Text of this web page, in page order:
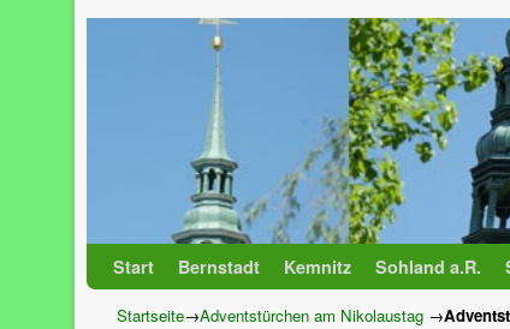
Start Bernstadt Kemnitz Sohland a.R.
Startseite→Adventstürchen am Nikolaustag →